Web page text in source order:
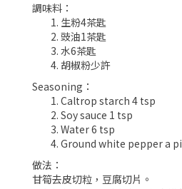
調味料：
生粉4茶匙
豉油1茶匙
水6茶匙
胡椒粉少許
Seasoning：
Caltrop starch 4 tsp
Soy sauce 1 tsp
Water 6 tsp
Ground white pepper a
做法：
甘筍去皮切粒，豆腐切片。